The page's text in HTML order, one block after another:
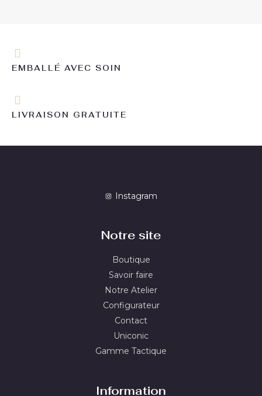
EMBALLÉ AVEC SOIN
LIVRAISON GRATUITE
Instagram
Notre site
Boutique
Savoir faire
Notre Atelier
Configurateur
Contact
Uniconic
Gamme Tactique
Information